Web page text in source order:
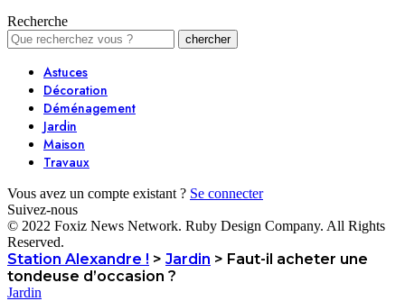
Recherche
Astuces
Décoration
Déménagement
Jardin
Maison
Travaux
Vous avez un compte existant ? Se connecter
Suivez-nous
© 2022 Foxiz News Network. Ruby Design Company. All Rights
Reserved.
Station Alexandre ! > Jardin > Faut-il acheter une
tondeuse d’occasion ?
Jardin